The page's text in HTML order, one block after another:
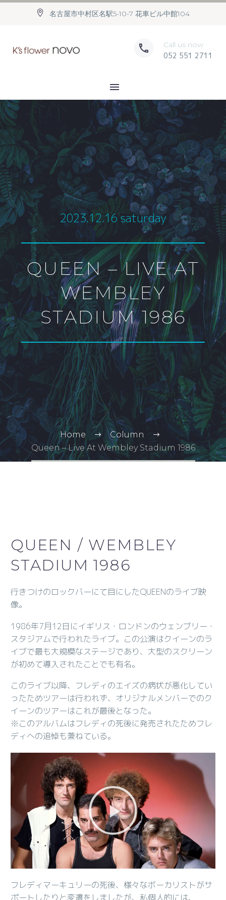
名古屋市中村区名駅5-10-7 花車ビル中館104
Call us now
052 551 2711
2023.12.16 saturday
QUEEN – LIVE AT
WEMBLEY
STADIUM 1986
Home
Column
Queen – Live At Wembley Stadium 1986
QUEEN / WEMBLEY
STADIUM 1986
行きつけのロックバーにて目にしたQUEENのライブ映
像。
1986年7月12日にイギリス・ロンドンのウェンブリー・
スタジアムで行われたライブ。この公演はクイーンのラ
イブで最も大規模なステージであり、大型のスクリーン
が初めて導入されたことでも有名。
このライブ以降、フレディのエイズの病状が悪化してい
ったためツアーは行われず、オリジナルメンバーでのク
イーンのツアーはこれが最後となった。
※このアルバムはフレディの死後に発売されたためフレ
ディへの追悼も兼ねている。
フレディマーキュリーの死後、様々なボーカリストがサ
ポートしたりと変遷をしましたが、私個人的には、